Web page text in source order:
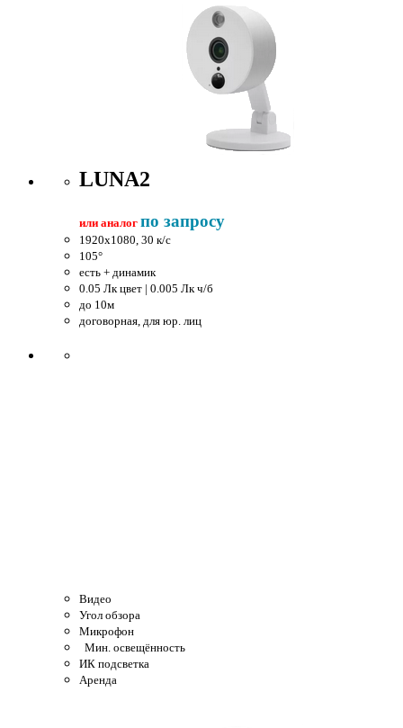
LUNA2
или аналог по запросу
1920x1080, 30 к/c
105°
есть + динамик
0.05 Лк цвет | 0.005 Лк ч/б
до 10м
договорная, для юр. лиц
Видео
Угол обзора
Микрофон
Мин. освещённость
ИК подсветка
Аренда